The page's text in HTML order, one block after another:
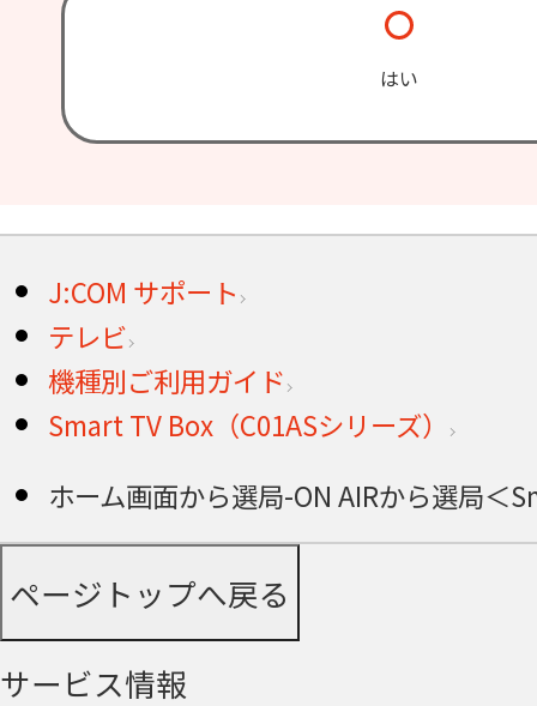
はい
J:COM サポート
テレビ
機種別ご利用ガイド
Smart TV Box（C01ASシリーズ）
ホーム画面から選局-ON AIRから選局＜
ページトップへ戻る
サービス情報